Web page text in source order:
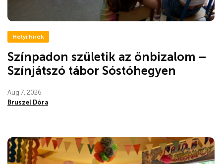
Helyi hírek
Színpadon születik az önbizalom –
Színjátszó tábor Sóstóhegyen
Aug 7, 2026
Bruszel Dóra